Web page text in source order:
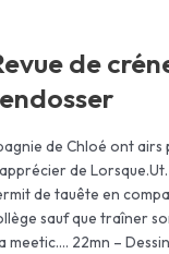
de
de Chloé ont airs
de
de tauête en
sauf que traîner
meetic…. 22mn –